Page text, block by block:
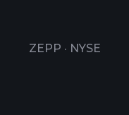
ZEPP · NYSE